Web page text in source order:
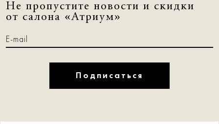
Не пропустите новости и скидки
от салона «Атриум»
Подписаться